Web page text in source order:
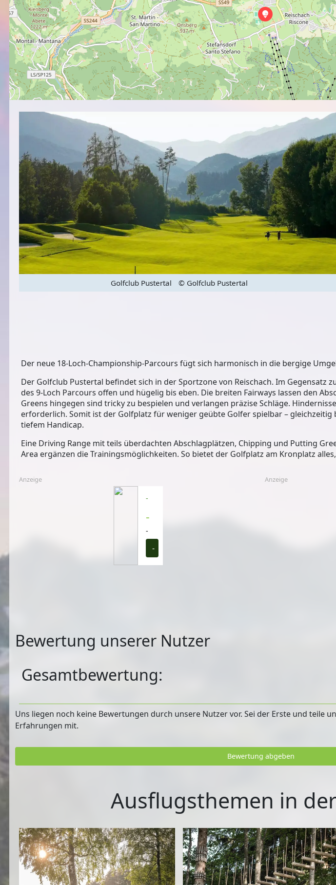
Golfclub Pustertal © Golfclub Pustertal
Der neue 18-Loch-Championship-Parcours fügt sich harmonisch in die bergige
Der Golfclub Pustertal befindet sich in der Sportzone von Reischach. Im Gegensatz
des 9-Loch Parcours offen und hügelig bis eben. Die breiten Fairways lassen den
Greens hingegen sind tricky zu bespielen und verlangen präzise Schläge.
erforderlich. Somit ist der Golfplatz für weniger geübte Golfer spielbar –
tiefem Handicap.
Eine Driving Range mit teils überdachten Abschlagplätzen, Chipping und Putting
Area ergänzen die Trainingsmöglichkeiten. So bietet der Golfplatz am Kronplatz
Anzeige
-
-
-
-
Anzeige
Bewertung unserer Nutzer
Gesamtbewertung:
Uns liegen noch keine Bewertungen durch unsere Nutzer vor. Sei der Erste und teile
Erfahrungen mit.
Bewertung abgeben
Ausflugsthemen in